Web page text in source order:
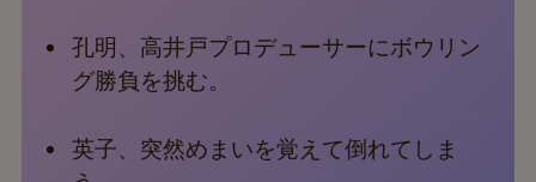
孔明、高井戸プロデューサーにボウリン
グ勝負を挑む。
英子、突然めまいを覚えて倒れてしま